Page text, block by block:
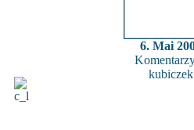
6. Mai
kubiczek